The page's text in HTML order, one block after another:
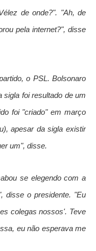
de onde?". "Ah, de
pela internet?", disse
o PSL. Bolsonaro
sigla foi resultado de um
foi "criado" em março
apesar da sigla existir
um", disse.
se elegendo com a
disse o presidente. "Eu
colegas nossos'. Teve
eu não esperava me